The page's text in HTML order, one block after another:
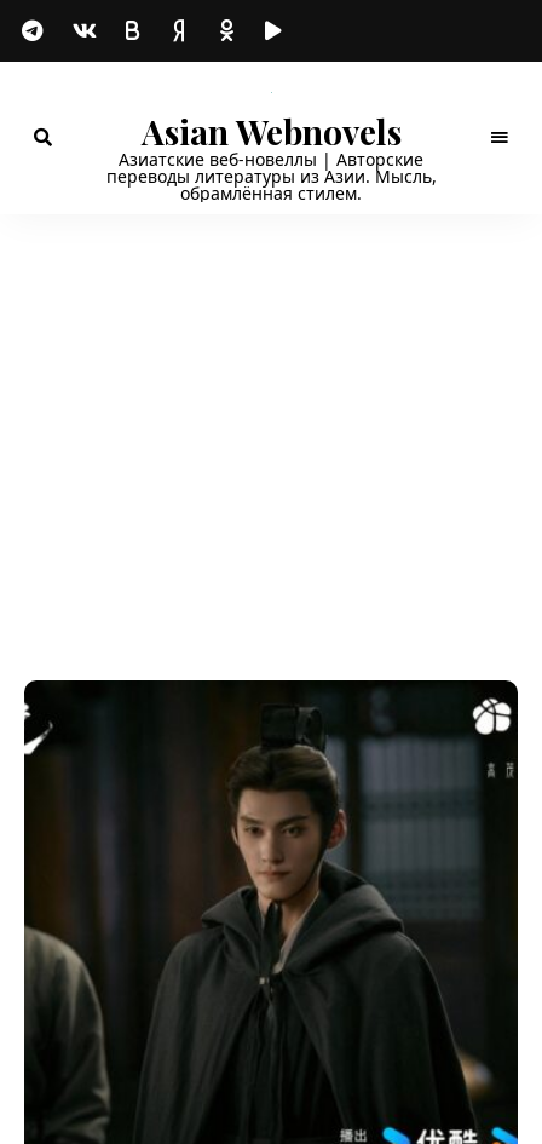
Asian Webnovels
Азиатские веб-новеллы | Авторские
переводы литературы из Азии. Мысль,
обрамлённая стилем.